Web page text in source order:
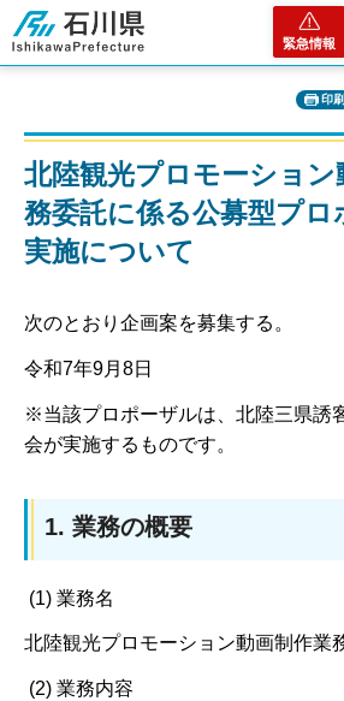
石川県
緊急情報
印刷
北陸観光プロモーション
務委託に係る公募型プロ
実施について
次のとおり企画案を募集する。
令和7年9月8日
※当該プロポーザルは、北陸三県誘
会が実施するものです。
1. 業務の概要
(1) 業務名
北陸観光プロモーション動画制作業
(2) 業務内容